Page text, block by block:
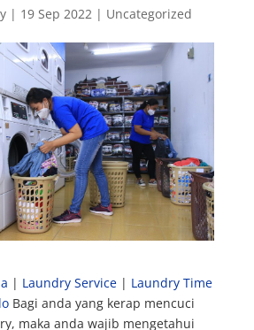
| 19 Sep 2022| Uncategorized
| Laundry Service| Laundry Time
Bagi anda yang kerap mencuci
maka anda wajib mengetahui